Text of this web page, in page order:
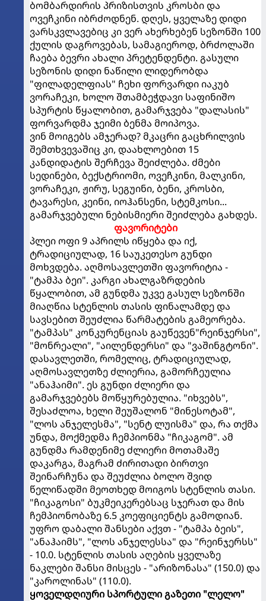
ბომბარდირის პრიზისთვის კროსბი და
ოვეჩკინი იბრძოდნენ. დღეს, ყველაზე დიდი
ვარსკვლავებიც კი ვერ ახერხებენ სეზონში 100
ქულის დაგროვებას, სამაგიეროდ, ბრძოლაში
ჩაება ბევრი ახალი პრეტენდენტი. გასული
სეზონის დიდი ნაწილი ლიდერობდა
"ფილადელფიას" ჩეხი ფორვარდი იაკუბ
ვორაჩეკი, ხოლო შთამბეჭდავი საფინიშო
სპურტის წყალობით, გამარჯვება "დალასის"
ფორვარდმა ჯეიმი ბენმა მოიპოვა.
ვინ მოიგებს ამჯერად? მკაცრი გაცხრილვის
შემთხვევაშიც კი, დაახლოებით 15
კანდიდატის შერჩევა შეიძლება. ძმები
სედინები, ბექსტრიომი, ოვეჩკინი, მალკინი,
ვორაჩეკი, ჟირუ, სეგუინი, ბენი, კროსბი,
ტავარესი, კეინი, იოჰანსენი, სტემკოსი...
გამარჯვებული ნებისმიერი შეიძლება გახდეს.
ფავორიტები
პლეი ოფი 9 აპრილს იწყება და იქ,
ტრადიციულად, 16 საუკეთესო გუნდი
მოხვდება. აღმოსავლეთში ფავორიტია -
"ტამპა ბეი". კარგი ახალგაზრდების
წყალობით, ამ გუნდმა უკვე გასულ სეზონში
მიაღწია სტენლის თასის ფინალამდე და
სავსებით შეუძლია წარმატების გამეორება.
"ტამპას" კონკურენციას გაუწევენ"რეინჯერსი",
"მონრეალი", "აილენდერსი" და "ვაშინგტონი".
დასავლეთში, რომელიც, ტრადიციულად,
აღმოსავლეთზე ძლიერია, გამორჩეულია
"ანაჰაიმი". ეს გუნდი ძლიერი და
გამარჯვებებს მოწყურებულია. "იხვებს",
შესაძლოა, ხელი შეუშალონ "მინესოტამ",
"ლოს ანჯელესმა", "სენტ ლუისმა" და, რა თქმა
უნდა, მოქმედმა ჩემპიონმა "ჩიკაგომ". ამ
გუნდმა რამდენიმე ძლიერი მოთამაშე
დაკარგა, მაგრამ ძირითადი ბირთვი
შეინარჩუნა და შეუძლია ბოლო შვიდ
წელიწადში მეოთხედ მოიგოს სტენლის თასი.
"ჩიკაგოსი" ბუკმეიკერებსაც სჯერათ და მის
ჩემპიონობაზე 6.5 კოეფიციენტს გამოდიან.
უფრო დაბალი შანსები აქვთ - "ტამპა ბეის",
"ანაჰაიმს", "ლოს ანჯელესსა" და "რეინჯერსს"
- 10.0. სტენლის თასის აღების ყველაზე
ნაკლები შანსი მისცეს - "არიზონასა" (150.0) და
"კაროლინას" (110.0).
ყოველდღიური სპორტული გაზეთი "ლელო"